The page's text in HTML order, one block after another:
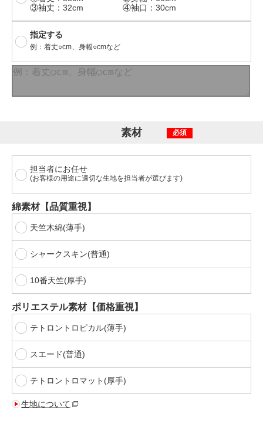
③袖丈：32cm
④袖口：30cm
指定する
例：着丈○cm、身幅○cmなど
素材 必須
担当者にお任せ
(お客様の用途に適切な生地を担当者が選びます)
綿素材【品質重視】
天竺木綿(薄手)
シャークスキン(普通)
10番天竺(厚手)
ポリエステル素材【価格重視】
テトロントロピカル(薄手)
スエード(普通)
テトロントロマット(厚手)
生地について